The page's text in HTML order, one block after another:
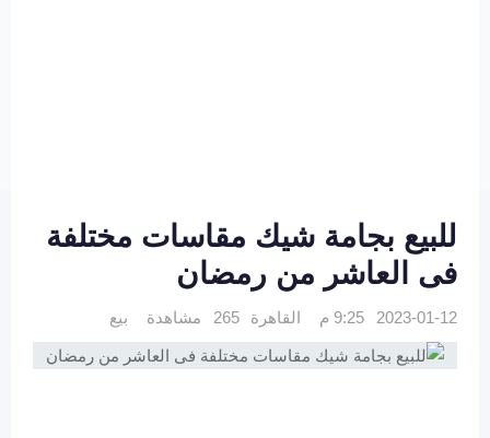
للبيع بجامة شيك مقاسات مختلفة
فى العاشر من رمضان
2023-01-12 9:25 م القاهرة 265 مشاهدة بيع